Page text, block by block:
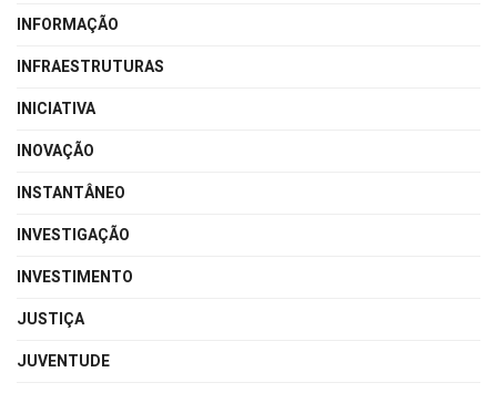
INFORMAÇÃO
INFRAESTRUTURAS
INICIATIVA
INOVAÇÃO
INSTANTÂNEO
INVESTIGAÇÃO
INVESTIMENTO
JUSTIÇA
JUVENTUDE